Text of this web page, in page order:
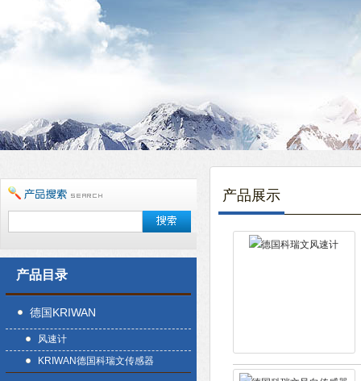
产品目录
德国KRIWAN
风速计
KRIWAN德国科瑞文传感器
产品展示